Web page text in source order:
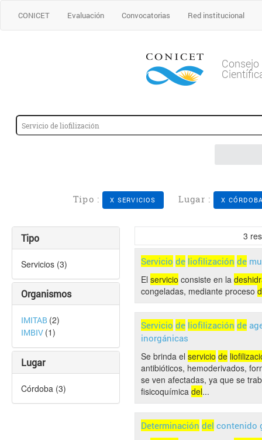
CONICET Evaluación Convocatorias Red institucional
Tipo : X SERVICIOS Lugar : X
Tipo
Servicios (3)
Organismos
IMITAB (2)
IMBIV (1)
Lugar
Córdoba (3)
3
Servicio de liofilización de
El servicio consiste en la
congeladas, mediante proceso
Servicio de liofilización de
inorgánicas
Se brinda el servicio de
antibióticos, hemoderivados,
se ven afectadas, ya que se
fisicoquímica del...
Determinación del contenido